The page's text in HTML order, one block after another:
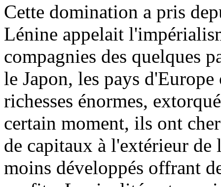
Cette domination a pris
Lénine appelait
compagnies des quelques
le Japon, les pays
richesses énormes,
certain moment, ils ont
de capitaux à l'extérieur de
moins développés offrant